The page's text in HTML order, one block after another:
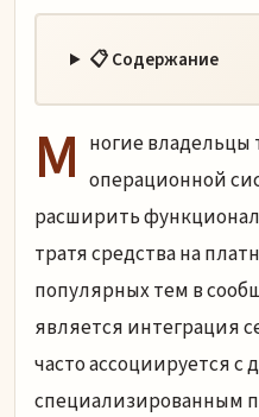
📋 Содержание
М ногие владельцы
операционной
расширить функционал
тратя средства на
популярных тем в
является интеграция
часто ассоциируется с
специализированным